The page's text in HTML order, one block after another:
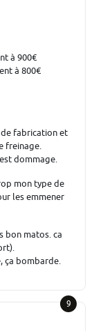
à 900€
à 800€
fabrication et
freinage.
dommage.
mon type de
les emmener
bon matos. ca
ça bombarde.
9